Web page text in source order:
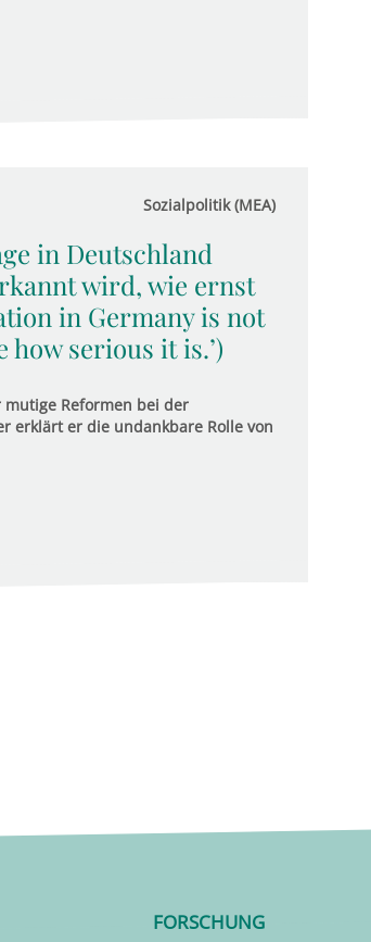
Sozialpolitik (MEA)
in Deutschland
wird, wie ernst
in Germany is not
serious it is.’)
mutige Reformen bei der
erklärt er die undankbare Rolle von
FORSCHUNG